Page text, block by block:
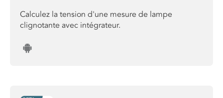
Calculez la tension d'une mesure de lampe
clignotante avec intégrateur.